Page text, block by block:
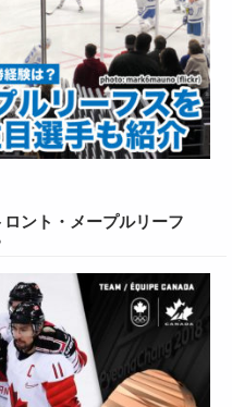
ロント・メープルリーフ